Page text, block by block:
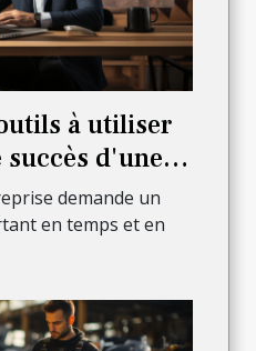
à utiliser
d'une
?
demande un
en temps et en